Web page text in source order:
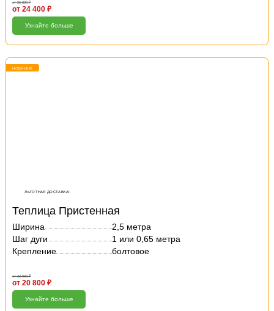
от 26 800 ₽
от 24 400 ₽
Узнайте больше
НОВИНКА!
ЛЬГОТНАЯ ДОСТАВКА!
Теплица Пристенная
Ширина
2,5 метра
Шаг дуги
1 или 0,65 метра
Крепление
болтовое
от 22 900 ₽
от 20 800 ₽
Узнайте больше